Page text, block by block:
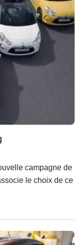
campagne de
le choix de ce